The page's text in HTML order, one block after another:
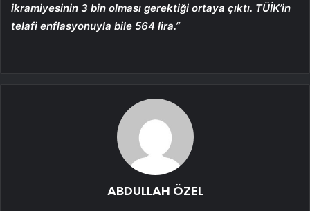
ikramiyesinin 3 bin olması gerektiği ortaya çıktı. TÜİK’in
telafi enflasyonuyla bile 564 lira.”
ABDULLAH ÖZEL